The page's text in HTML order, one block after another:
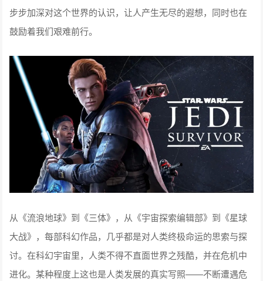
步步加深对这个世界的认识，让人产生无尽的遐想，同时也在
鼓励着我们艰难前行。
从《流浪地球》到《三体》，从《宇宙探索编辑部》到《星球
大战》，每部科幻作品，几乎都是对人类终极命运的思索与探
讨。在科幻宇宙里，人类不得不直面世界之残酷，并在危机中
进化。某种程度上这也是人类发展的真实写照——不断遭遇危